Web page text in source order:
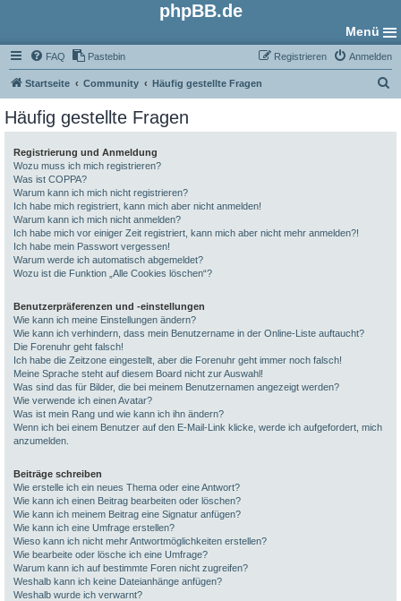
phpBB.de
Menü
FAQ Pastebin Anmelden
Registrieren
Startseite Community Häufig gestellte Fragen
Häufig gestellte Fragen
Registrierung und Anmeldung
Wozu muss ich mich registrieren?
Was ist COPPA?
Warum kann ich mich nicht registrieren?
Ich habe mich registriert, kann mich aber nicht anmelden!
Warum kann ich mich nicht anmelden?
Ich habe mich vor einiger Zeit registriert, kann mich aber nicht mehr anmelden?!
Ich habe mein Passwort vergessen!
Warum werde ich automatisch abgemeldet?
Wozu ist die Funktion „Alle Cookies löschen“?
Benutzerpräferenzen und -einstellungen
Wie kann ich meine Einstellungen ändern?
Wie kann ich verhindern, dass mein Benutzername in der Online-Liste auftaucht?
Die Forenuhr geht falsch!
Ich habe die Zeitzone eingestellt, aber die Forenuhr geht immer noch falsch!
Meine Sprache steht auf diesem Board nicht zur Auswahl!
Was sind das für Bilder, die bei meinem Benutzernamen angezeigt werden?
Wie verwende ich einen Avatar?
Was ist mein Rang und wie kann ich ihn ändern?
Wenn ich bei einem Benutzer auf den E-Mail-Link klicke, werde ich aufgefordert, mich
anzumelden.
Beiträge schreiben
Wie erstelle ich ein neues Thema oder eine Antwort?
Wie kann ich einen Beitrag bearbeiten oder löschen?
Wie kann ich meinem Beitrag eine Signatur anfügen?
Wie kann ich eine Umfrage erstellen?
Wieso kann ich nicht mehr Antwortmöglichkeiten erstellen?
Wie bearbeite oder lösche ich eine Umfrage?
Warum kann ich auf bestimmte Foren nicht zugreifen?
Weshalb kann ich keine Dateianhänge anfügen?
Weshalb wurde ich verwarnt?